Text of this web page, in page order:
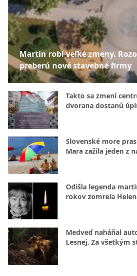
Martin robí veľké zmeny.
preberú nové stavebné firmy
Takto sa zmení
dvorana dostanú
Slovenské more
Mara zažila jeden z
Odišla legenda
rokov zomrela
Medveď naháňal
Lesnej. Za všetkým